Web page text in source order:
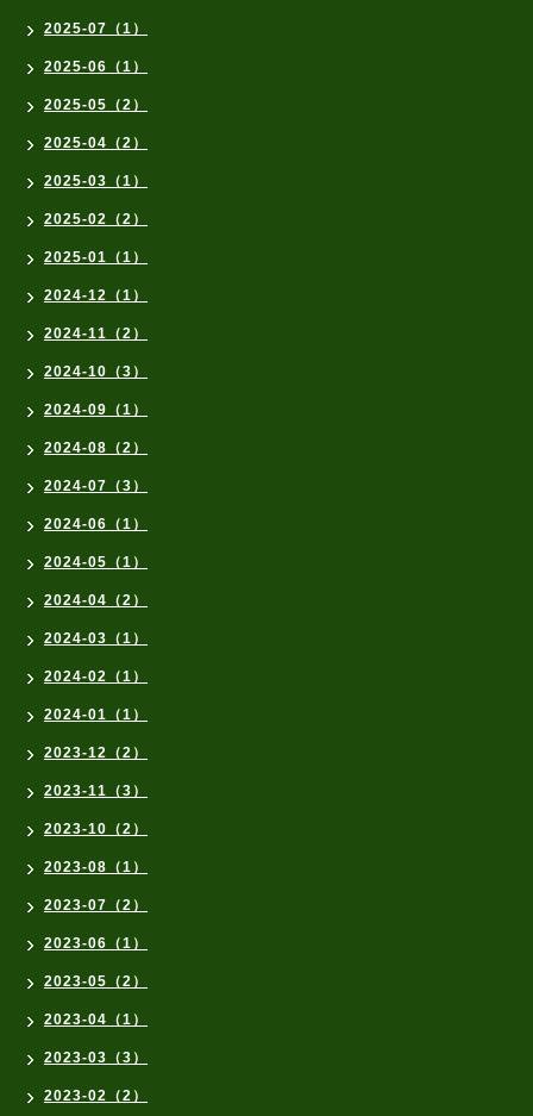
2025-07（1）
2025-06（1）
2025-05（2）
2025-04（2）
2025-03（1）
2025-02（2）
2025-01（1）
2024-12（1）
2024-11（2）
2024-10（3）
2024-09（1）
2024-08（2）
2024-07（3）
2024-06（1）
2024-05（1）
2024-04（2）
2024-03（1）
2024-02（1）
2024-01（1）
2023-12（2）
2023-11（3）
2023-10（2）
2023-08（1）
2023-07（2）
2023-06（1）
2023-05（2）
2023-04（1）
2023-03（3）
2023-02（2）